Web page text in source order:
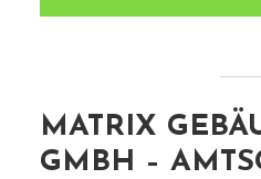
MATRIX
GMBH –